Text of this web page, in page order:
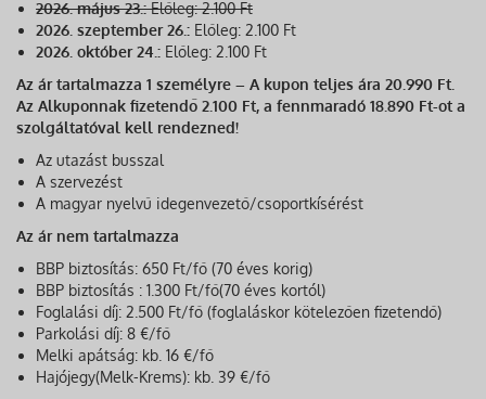
2026. május 23.: Előleg:2.100 Ft
2026. szeptember 26.: Előleg: 2.100 Ft
2026. október 24.: Előleg: 2.100 Ft
Az ár tartalmazza 1 személyre – A kupon teljes ára 20.990 Ft.
Az Alkuponnak fizetendő 2.100 Ft, a fennmaradó 18.890 Ft-ot a
szolgáltatóval kell rendezned!
Az utazást busszal
A szervezést
A magyar nyelvű idegenvezető/csoportkísérést
Az ár nem tartalmazza
BBP biztosítás: 650 Ft/fő (70 éves korig)
BBP biztosítás : 1.300 Ft/fő(70 éves kortól)
Foglalási díj: 2.500 Ft/fő (foglaláskor kötelezően fizetendő)
Parkolási díj: 8 €/fő
Melki apátság: kb. 16 €/fő
Hajójegy(Melk-Krems): kb. 39 €/fő